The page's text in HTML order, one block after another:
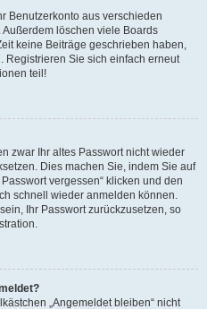
Benutzerkonto aus verschieden
löschen viele Boards
keine Beiträge geschrieben haben,
Registrieren Sie sich einfach erneut
teil!
zwar Ihr altes Passwort nicht wieder
Dies machen Sie, indem Sie auf
vergessen“ klicken und den
schnell wieder anmelden können.
Ihr Passwort zurückzusetzen, so
„Angemeldet bleiben“ nicht